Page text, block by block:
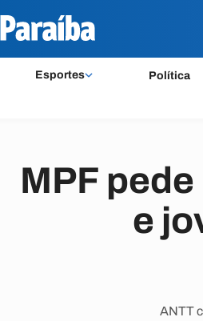
Esportes Política
MPF
e
ANTT